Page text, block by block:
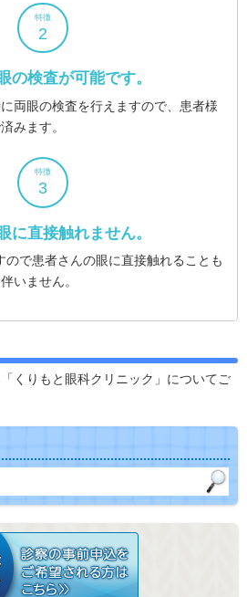
特徴
2
の検査が可能です。
両眼の検査を⾏えますので、患者様
みます。
特徴
3
に直接触れません。
ので患者さんの眼に直接触れることも
いません。
くりもと眼科クリニック」についてご